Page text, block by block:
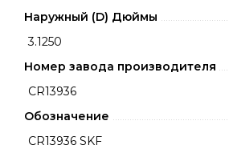
Наружный (D) Дюймы
3.1250
Номер завода производителя
CR13936
Обозначение
CR13936 SKF